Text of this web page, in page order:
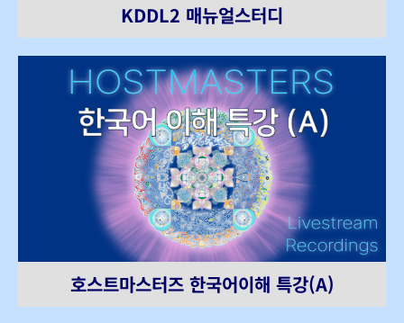
KDDL2 매뉴얼스터디
호스트마스터즈 한국어이해 특강(A)